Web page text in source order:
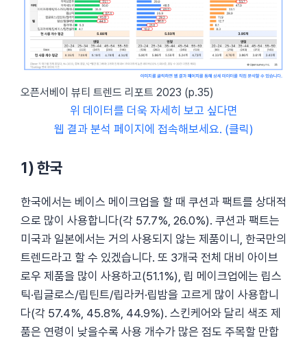
오픈서베이 뷰티 트렌드 리포트 2023 (p.35)
위 데이터를 더욱 자세히 보고 싶다면
웹 결과 분석 페이지에 접속해보세요. (클릭)
1) 한국
한국에서는 베이스 메이크업을 할 때 쿠션과 팩트를 상대적
으로 많이 사용합니다(각 57.7%, 26.0%). 쿠션과 팩트는
미국과 일본에서는 거의 사용되지 않는 제품이니, 한국만의
트렌드라고 할 수 있겠습니다. 또 3개국 전체 대비 아이브
로우 제품을 많이 사용하고(51.1%), 립 메이크업에는 립스
틱·립글로스/립틴트/립라커·립밤을 고르게 많이 사용합니
다(각 57.4%, 45.8%, 44.9%). 스킨케어와 달리 색조 제
품은 연령이 낮을수록 사용 개수가 많은 점도 주목할 만합